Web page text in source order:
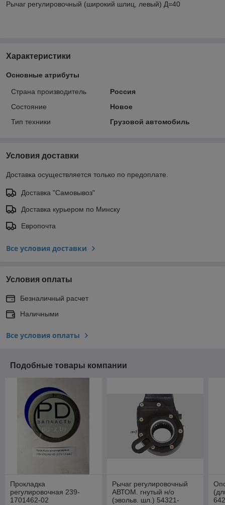
Рычаг регулировочный (широкий шлиц, левый) Д=40
Характеристики
Основные атрибуты
Страна производитель
Россия
Состояние
Новое
Тип техники
Грузовой автомобиль
Условия доставки
Доставка осуществляется только по предоплате.
Доставка "Самовывоз"
Доставка курьером по Минску
Европочта
Все условия доставки
Условия оплаты
Безналичный расчет
Наличными
Все условия оплаты
Подобные товары компании
Прокладка
регулировочная 239-
1701462-02
Рычаг регулировочный
АВТОМ. гнутый н/о
(эвольв. шл.) 54321-